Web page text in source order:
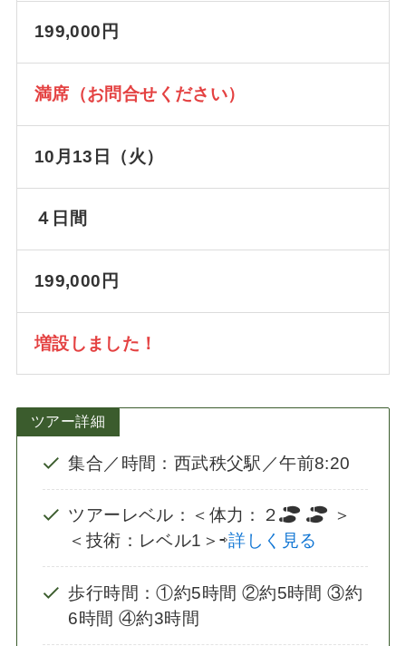
199,000円
満席（お問合せください）
10月13日（火）
４日間
199,000円
増設しました！
ツアー詳細
集合／時間：西武秩父駅／午前8:20
ツアーレベル：＜体力：２
＞
＜技術：レベル1＞⇨詳しく見る
歩行時間：①約5時間 ②約5時間 ③約
6時間 ④約3時間